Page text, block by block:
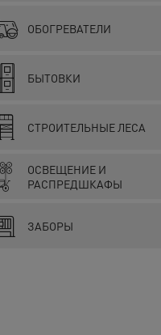
ОБОГРЕВАТЕЛИ
БЫТОВКИ
СТРОИТЕЛЬНЫЕ ЛЕСА
ОСВЕЩЕНИЕ И
РАСПРЕДШКАФЫ
ЗАБОРЫ